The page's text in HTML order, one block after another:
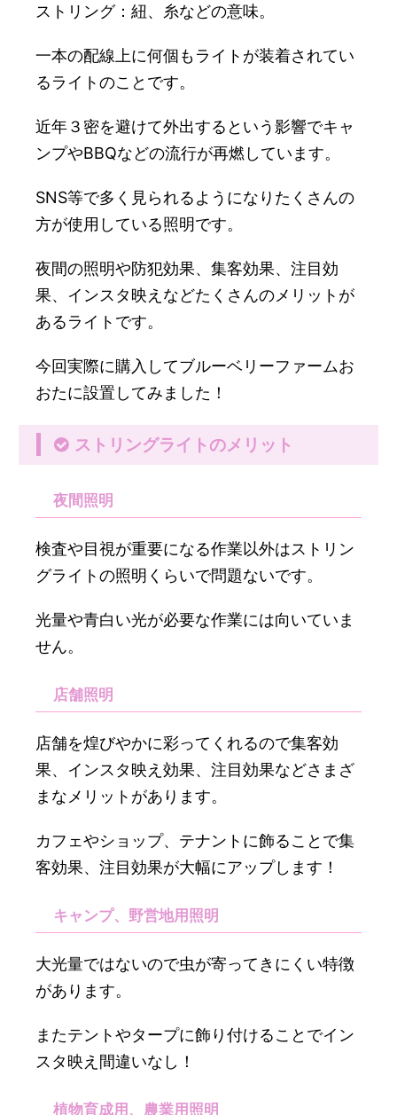
ストリング：紐、糸などの意味。
一本の配線上に何個もライトが装着されてい
るライトのことです。
近年３密を避けて外出するという影響でキャ
ンプやBBQなどの流行が再燃しています。
SNS等で多く見られるようになりたくさんの
方が使用している照明です。
夜間の照明や防犯効果、集客効果、注目効
果、インスタ映えなどたくさんのメリットが
あるライトです。
今回実際に購入してブルーベリーファームお
おたに設置してみました！
ストリングライトのメリット
夜間照明
検査や目視が重要になる作業以外はストリン
グライトの照明くらいで問題ないです。
光量や青白い光が必要な作業には向いていま
せん。
店舗照明
店舗を煌びやかに彩ってくれるので集客効
果、インスタ映え効果、注目効果などさまざ
まなメリットがあります。
カフェやショップ、テナントに飾ることで集
客効果、注目効果が大幅にアップします！
キャンプ、野営地用照明
大光量ではないので虫が寄ってきにくい特徴
があります。
またテントやタープに飾り付けることでイン
スタ映え間違いなし！
植物育成用、農業用照明